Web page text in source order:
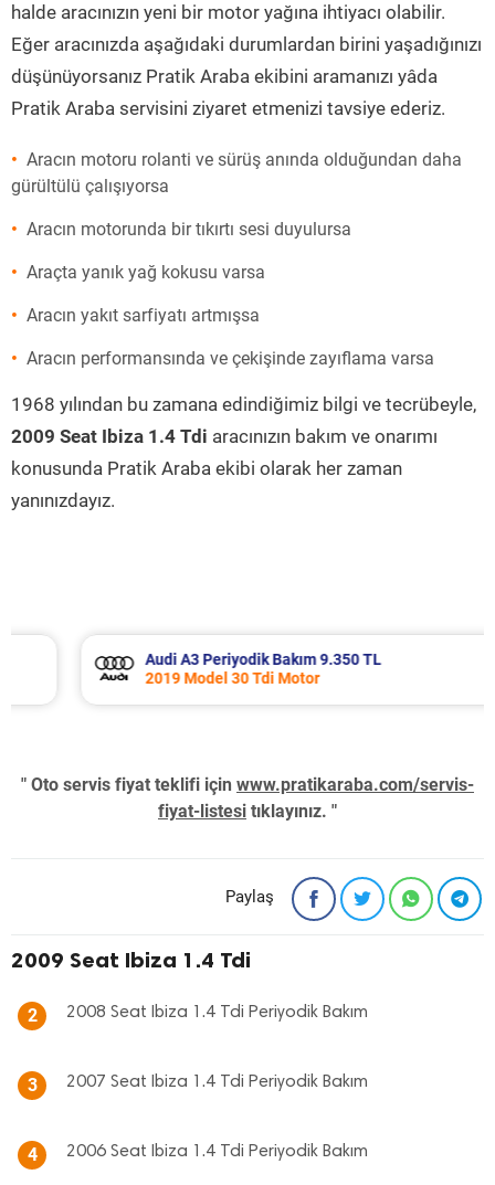
halde aracınızın yeni bir motor yağına ihtiyacı olabilir.
Eğer aracınızda aşağıdaki durumlardan birini yaşadığınızı
düşünüyorsanız Pratik Araba ekibini aramanızı yâda
Pratik Araba servisini ziyaret etmenizi tavsiye ederiz.
Aracın motoru rolanti ve sürüş anında olduğundan daha
gürültülü çalışıyorsa
Aracın motorunda bir tıkırtı sesi duyulursa
Araçta yanık yağ kokusu varsa
Aracın yakıt sarfiyatı artmışsa
Aracın performansında ve çekişinde zayıflama varsa
1968 yılından bu zamana edindiğimiz bilgi ve tecrübeyle,
2009 Seat Ibiza 1.4 Tdi aracınızın bakım ve onarımı
konusunda Pratik Araba ekibi olarak her zaman
yanınızdayız.
Audi A3 Periyodik Bakım 9.350 TL
2019 Model 30 Tdi Motor
" Oto servis fiyat teklifi için www.pratikaraba.com/servis-
fiyat-listesi tıklayınız. "
Paylaş
2009 Seat Ibiza 1.4 Tdi
2 2008 Seat Ibiza 1.4 Tdi Periyodik Bakım
3 2007 Seat Ibiza 1.4 Tdi Periyodik Bakım
4 2006 Seat Ibiza 1.4 Tdi Periyodik Bakım